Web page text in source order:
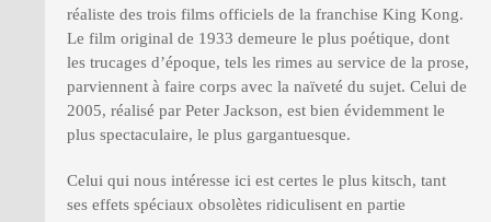
réaliste des trois films officiels de la franchise King Kong.
Le film original de 1933 demeure le plus poétique, dont
les trucages d’époque, tels les rimes au service de la prose,
parviennent à faire corps avec la naïveté du sujet. Celui de
2005, réalisé par Peter Jackson, est bien évidemment le
plus spectaculaire, le plus gargantuesque.
Celui qui nous intéresse ici est certes le plus kitsch, tant
ses effets spéciaux obsolètes ridiculisent en partie